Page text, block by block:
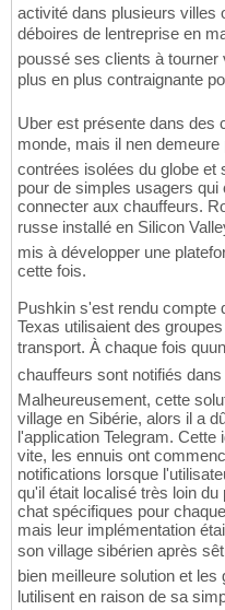
activité dans plusieurs villes
déboires de lentreprise en
poussé ses clients à
plus en plus contraignante
Uber est présente dans des
monde, mais il nen
contrées isolées du globe et
pour de simples usagers
connecter aux chauffeurs.
russe installé en Silicon
mis à développer une
cette fois.
Pushkin s'est rendu compte
Texas utilisaient des
transport. À chaque fois
chauffeurs sont notifiés dans
Malheureusement, cette
village en Sibérie, alors il a
l'application Telegram.
vite, les ennuis ont
notifications lorsque
qu'il était localisé très loin
chat spécifiques pour
mais leur implémentation
son village sibérien après
bien meilleure solution et
lutilisent en raison de sa